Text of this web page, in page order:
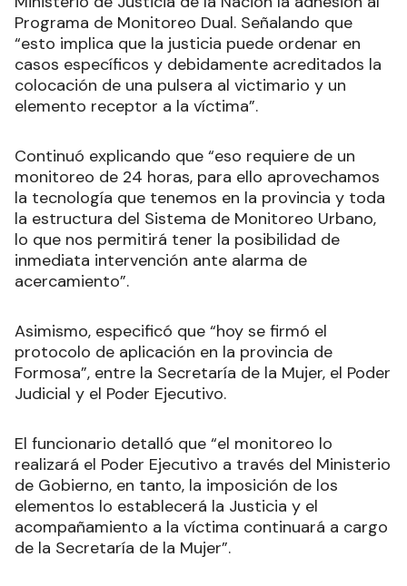
Programa de Monitoreo Dual. Señalando que
“esto implica que la justicia puede ordenar en
casos específicos y debidamente acreditados la
colocación de una pulsera al victimario y un
elemento receptor a la víctima”.
Continuó explicando que “eso requiere de un
monitoreo de 24 horas, para ello aprovechamos
la tecnología que tenemos en la provincia y toda
la estructura del Sistema de Monitoreo Urbano,
lo que nos permitirá tener la posibilidad de
inmediata intervención ante alarma de
acercamiento”.
Asimismo, especificó que “hoy se firmó el
protocolo de aplicación en la provincia de
Formosa”, entre la Secretaría de la Mujer, el Poder
Judicial y el Poder Ejecutivo.
El funcionario detalló que “el monitoreo lo
realizará el Poder Ejecutivo a través del Ministerio
de Gobierno, en tanto, la imposición de los
elementos lo establecerá la Justicia y el
acompañamiento a la víctima continuará a cargo
de la Secretaría de la Mujer”.